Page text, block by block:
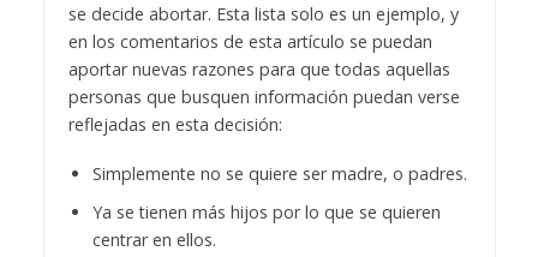
se decide abortar. Esta lista solo es un ejemplo, y
en los comentarios de esta artículo se puedan
aportar nuevas razones para que todas aquellas
personas que busquen información puedan verse
reflejadas en esta decisión:
Simplemente no se quiere ser madre, o padres.
Ya se tienen más hijos por lo que se quieren
centrar en ellos.